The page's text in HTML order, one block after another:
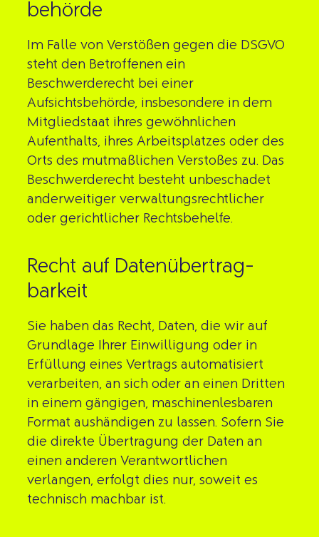
behörde
Im Falle von Verstößen gegen die DSGVO
steht den Betroffenen ein
Beschwerderecht bei einer
Aufsichtsbehörde, insbesondere in dem
Mitgliedstaat ihres gewöhnlichen
Aufenthalts, ihres Arbeitsplatzes oder des
Orts des mutmaßlichen Verstoßes zu. Das
Beschwerderecht besteht unbeschadet
anderweitiger verwaltungsrechtlicher
oder gerichtlicher Rechtsbehelfe.
Recht auf Daten­übertrag­
barkeit
Sie haben das Recht, Daten, die wir auf
Grundlage Ihrer Einwilligung oder in
Erfüllung eines Vertrags automatisiert
verarbeiten, an sich oder an einen Dritten
in einem gängigen, maschinenlesbaren
Format aushändigen zu lassen. Sofern Sie
die direkte Übertragung der Daten an
einen anderen Verantwortlichen
verlangen, erfolgt dies nur, soweit es
technisch machbar ist.